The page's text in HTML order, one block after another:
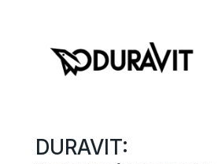
DURAVIT: